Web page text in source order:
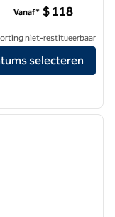
Anaheim Garden
Vanaf* $ 118
niet-restitueerbaar
selecteren